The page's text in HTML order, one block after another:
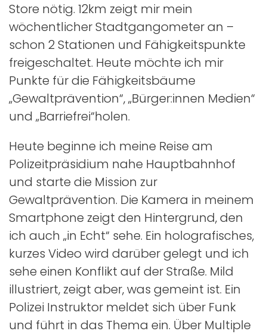
Store nötig. 12km zeigt mir mein
wöchentlicher Stadtgangometer an –
schon 2 Stationen und Fähigkeitspunkte
freigeschaltet. Heute möchte ich mir
Punkte für die Fähigkeitsbäume
„Gewaltprävention“, „Bürger:innen Medien“
und „Barriefrei“holen.
Heute beginne ich meine Reise am
Polizeitpräsidium nahe Hauptbahnhof
und starte die Mission zur
Gewaltprävention. Die Kamera in meinem
Smartphone zeigt den Hintergrund, den
ich auch „in Echt“ sehe. Ein holografisches,
kurzes Video wird darüber gelegt und ich
sehe einen Konflikt auf der Straße. Mild
illustriert, zeigt aber, was gemeint ist. Ein
Polizei Instruktor meldet sich über Funk
und führt in das Thema ein. Über Multiple